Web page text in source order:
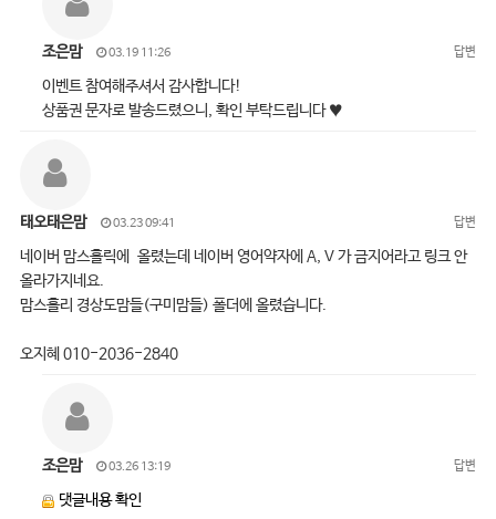
조은맘 03.19 11:26 답변
이벤트 참여해주셔서 감사합니다!
상품권 문자로 발송드렸으니, 확인 부탁드립니다 ♥
태오태은맘 03.23 09:41 답변
네이버 맘스홀릭에 올렸는데 네이버 영어약자에 A, V 가 금지어라고 링크 안
올라가지네요.
맘스홀리 경상도맘들(구미맘들) 폴더에 올렸습니다.
오지혜 010-2036-2840
조은맘 03.26 13:19 답변
댓글내용 확인